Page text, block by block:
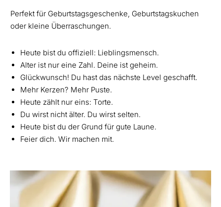
Perfekt für Geburtstagsgeschenke, Geburtstagskuchen
oder kleine Überraschungen.
Heute bist du offiziell: Lieblingsmensch.
Alter ist nur eine Zahl. Deine ist geheim.
Glückwunsch! Du hast das nächste Level geschafft.
Mehr Kerzen? Mehr Puste.
Heute zählt nur eins: Torte.
Du wirst nicht älter. Du wirst selten.
Heute bist du der Grund für gute Laune.
Feier dich. Wir machen mit.